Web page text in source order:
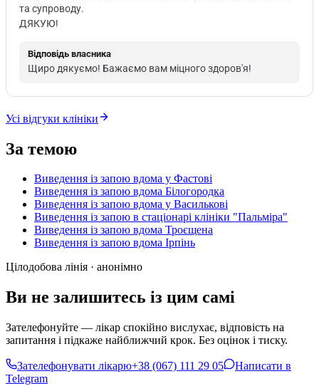
та супроводу.
ДЯКУЮ!
Відповідь власника
Щиро дякуємо! Бажаємо вам міцного здоров'я!
Усі відгуки клініки
За темою
Виведення із запою вдома у Фастові
Виведення із запою вдома Білогородка
Виведення із запою вдома у Василькові
Виведення із запою в стаціонарі клініки "Пальміра"
Виведення із запою вдома Троєщена
Виведення із запою вдома Ірпінь
Цілодобова лінія · анонімно
Ви не залишитесь із цим самі
Зателефонуйте — лікар спокійно вислухає, відповість на
запитання і підкаже найближчий крок. Без оцінок і тиску.
Зателефонувати лікарю+38 (067) 111 29 05
Написати в
Telegram